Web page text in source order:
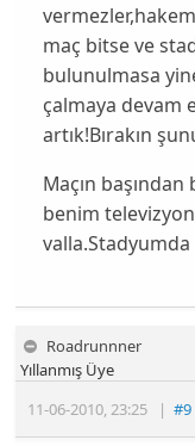
maç bitse ve
bulunulmasa
çalmaya devam
artık!Bırakın
Maçın
benim
Roadrunnner
11-06-2010,23:25 |#9
Yıllanmış Üye